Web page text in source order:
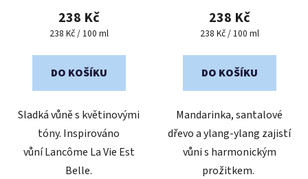
produktu
je
z
238 Kč
Měrná
238 Kč / 100 ml
DO KOŠÍKU
Sladká vůně s květinovými
tóny. Inspirováno
vůní Lancôme La Vie Est
Belle.
238 Kč
Měrná
238 Kč / 100 ml
DO KOŠÍKU
Mandarinka, santalové
dřevo a ylang-ylang zajistí
vůni s harmonickým
prožitkem.